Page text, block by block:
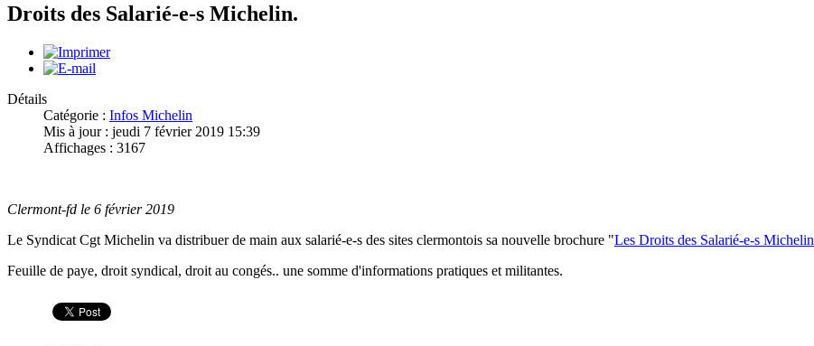
Droits des Salarié-e-s Michelin.
Détails
Catégorie : Infos Michelin
Mis à jour : jeudi 7 février 2019 15:39
Affichages : 3167
Clermont-fd le 6 février 2019
Le Syndicat Cgt Michelin va distribuer de main aux salarié-e-s des sites clermontois sa nouvelle brochure "Les Droits des Salarié-e-s Michelin
Feuille de paye, droit syndical, droit au congés.. une somme d'informations pratiques et militantes.